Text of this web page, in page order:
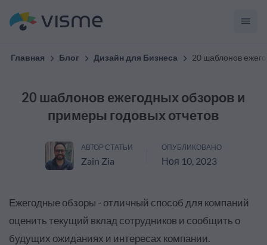
Главная Блог Дизайн для Бизнеса 20 шаблонов
20 шаблонов ежегодных обзоров и
примеры годовых отчетов
АВТОР СТАТЬИ
Zain Zia
ОПУБЛИКОВАНО
Ноя 10, 2023
Ежегодные обзоры - отличный способ для компаний
оценить текущий вклад сотрудников и сообщить о
будущих ожиданиях и интересах компании.